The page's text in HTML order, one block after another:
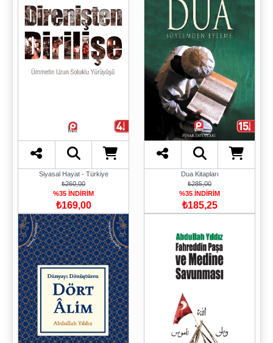
Siyasal Hayat - Türkiye
₺260,00
%35 İNDİRİM
₺169,00
Dua Kitapları
₺285,00
%35 İNDİRİM
₺185,25